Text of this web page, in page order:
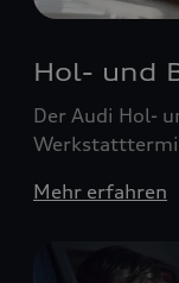
Hol- und
Der Audi Hol-
Mehr erfahren